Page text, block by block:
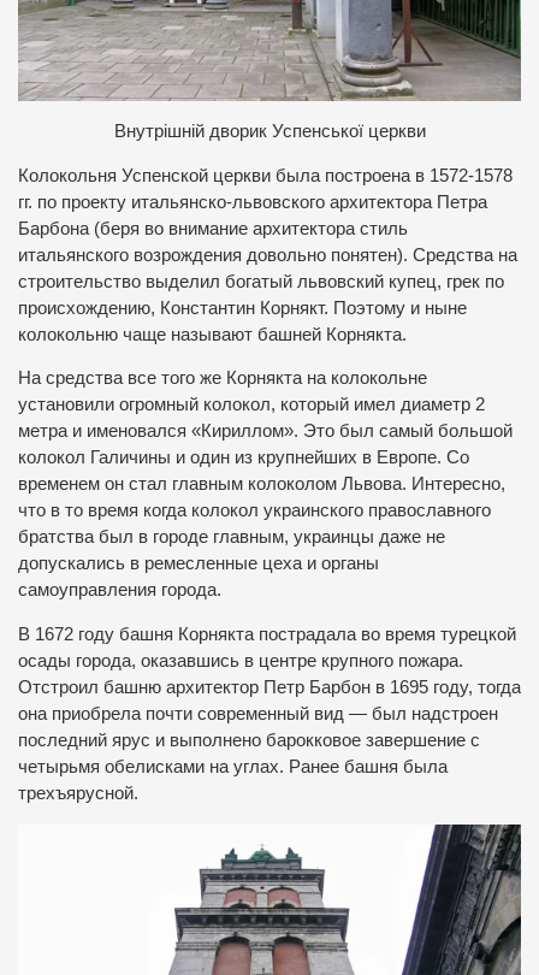
Внутрішній дворик Успенської церкви
Колокольня Успенской церкви была построена в 1572-1578
гг. по проекту итальянско-львовского архитектора Петра
Барбона (беря во внимание архитектора стиль
итальянского возрождения довольно понятен). Средства на
строительство выделил богатый львовский купец, грек по
происхождению, Константин Корнякт. Поэтому и ныне
колокольню чаще называют башней Корнякта.
На средства все того же Корнякта на колокольне
установили огромный колокол, который имел диаметр 2
метра и именовался «Кириллом». Это был самый большой
колокол Галичины и один из крупнейших в Европе. Со
временем он стал главным колоколом Львова. Интересно,
что в то время когда колокол украинского православного
братства был в городе главным, украинцы даже не
допускались в ремесленные цеха и органы
самоуправления города.
В 1672 году башня Корнякта пострадала во время турецкой
осады города, оказавшись в центре крупного пожара.
Отстроил башню архитектор Петр Барбон в 1695 году, тогда
она приобрела почти современный вид — был надстроен
последний ярус и выполнено барокковое завершение с
четырьмя обелисками на углах. Ранее башня была
трехъярусной.